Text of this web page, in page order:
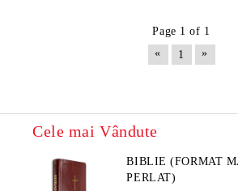
Page 1 of 1
«
1 »
Cele mai Vândute
BIBLIE (FORMAT
PERLAT)